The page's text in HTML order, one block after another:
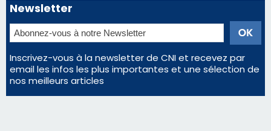
Newsletter
Inscrivez-vous à la newsletter de CNI et recevez par
email les infos les plus importantes et une sélection de
nos meilleurs articles